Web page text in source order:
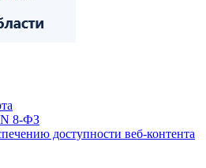
N 8-ФЗ
доступности веб-контента